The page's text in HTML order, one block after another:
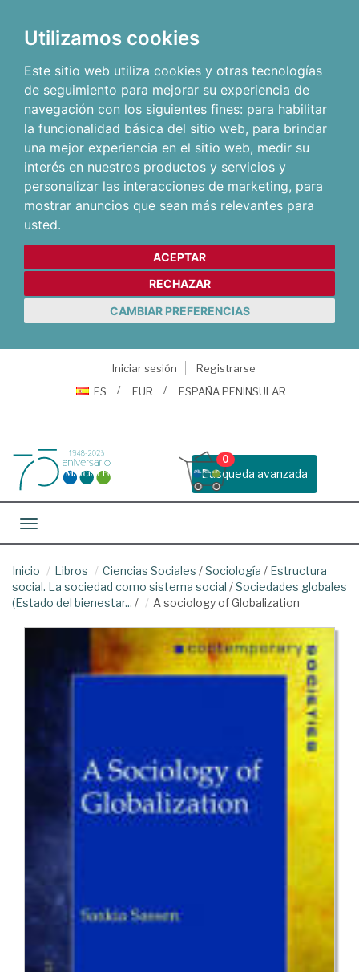
Utilizamos cookies
Este sitio web utiliza cookies y otras tecnologías
de seguimiento para mejorar su experiencia de
navegación con los siguientes fines: para habilitar
la funcionalidad básica del sitio web, para brindar
una mejor experiencia en el sitio web, medir su
interés en nuestros productos y servicios y
personalizar las interacciones de marketing, para
mostrar anuncios que sean más relevantes para
usted.
ACEPTAR
RECHAZAR
CAMBIAR PREFERENCIAS
Iniciar sesión
Registrarse
ES
EUR ESPAÑA PENINSULAR
Busqueda avanzada
0
Toggle navigation
Inicio Libros Ciencias Sociales /Sociología / Estructura
social. La sociedad como sistema social /Sociedades globales
(Estado del bienestar... / A sociology of Globalization